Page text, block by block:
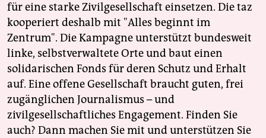
für eine starke Zivilgesellschaft einsetzen. Die taz
kooperiert deshalb mit "Alles beginnt im
Zentrum". Die Kampagne unterstützt bundesweit
linke, selbstverwaltete Orte und baut einen
solidarischen Fonds für deren Schutz und Erhalt
auf. Eine offene Gesellschaft braucht guten, frei
zugänglichen Journalismus – und
zivilgesellschaftliches Engagement. Finden Sie
auch? Dann machen Sie mit und unterstützen Sie